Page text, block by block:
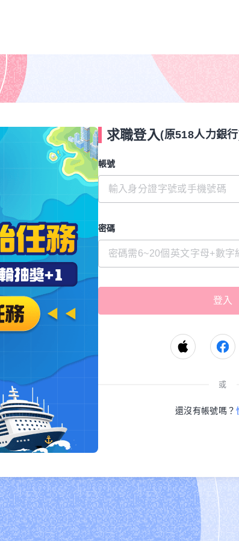
求職登入(原518人力銀
帳號
密碼
或
還沒有帳號嗎？